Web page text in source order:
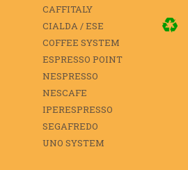
CAFFITALY
CIALDA / ESE
COFFEE SYSTEM
ESPRESSO POINT
NESPRESSO
NESCAFE
IPERESPRESSO
SEGAFREDO
UNO SYSTEM